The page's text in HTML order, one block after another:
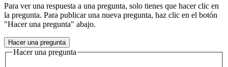
Para ver una respuesta a una pregunta, solo tienes que hacer clic en
la pregunta. Para publicar una nueva pregunta, haz clic en el botón
"Hacer una pregunta" abajo.
Hacer una pregunta
Hacer una pregunta